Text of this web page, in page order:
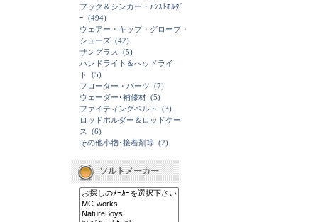
フック＆シンカー・ｱｼｽﾄﾎﾙﾀﾞ
ｰ (494)
ウェアー・キップ・グローブ・
シューズ (42)
サングラス
(5)
ハンドライト＆ヘッドライ
ト
(5)
フローター・パーツ (7)
ウェーダー･補修材 (5)
ファイティングベルト
(3)
ロッドホルダー＆ロッドケー
ス
(6)
その他小物･接着剤等 (2)
ソルトメーカー